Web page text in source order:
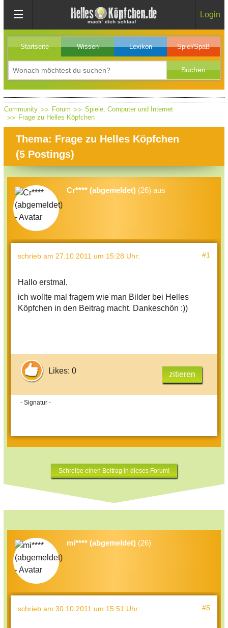
Login
Startseite Wissen Lexikon Spiel/Spaß
Community Forum
Spiele, Computer und Internet
Frage zu Helles Köpfchen
Thema: Frage zu Helles Köpfchen
(5 Postings)
Cr**** (abgemeldet) (26) aus
schrieb am 27.10.2011 um 15:28 Uhr: #1
Hallo erstmal,
ich wollte mal fragem wie man Bilder bei Helles
Köpfchen in den Beitrag macht. Dankeschön :))
Likes: 0 zitieren
- Signatur -
Schreibe einen Beitrag in dieses Forum!
mi**** (abgemeldet) (26)
schrieb am 30.10.2011 um 15:51 Uhr: #5